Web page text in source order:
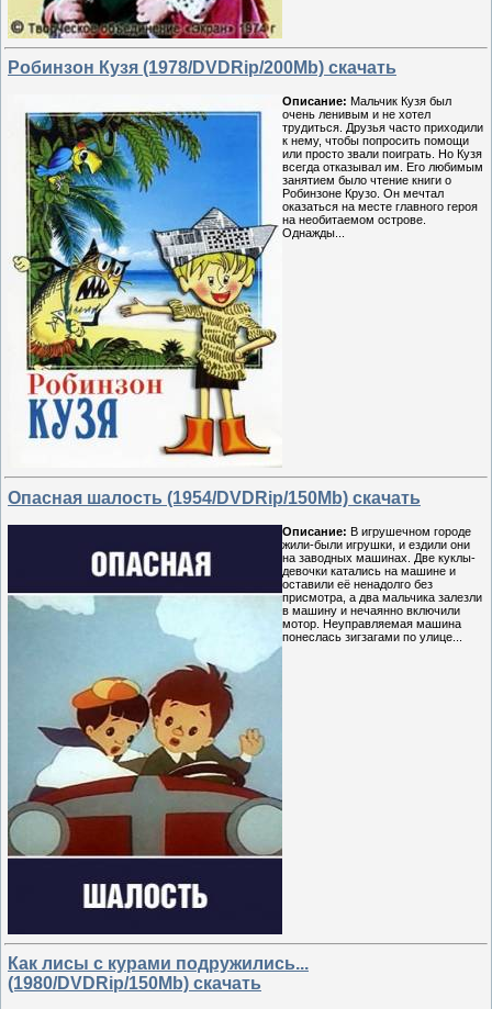
Робинзон Кузя (1978/DVDRip/200Mb) скачать
Описание: Мальчик Кузя был
очень ленивым и не хотел
трудиться. Друзья часто приходили
к нему, чтобы попросить помощи
или просто звали поиграть. Но Кузя
всегда отказывал им. Его любимым
занятием было чтение книги о
Робинзоне Крузо. Он мечтал
оказаться на месте главного героя
на необитаемом острове.
Однажды...
Опасная шалость (1954/DVDRip/150Мb) скачать
Описание: В игрушечном городе
жили-были игрушки, и ездили они
на заводных машинах. Две куклы-
девочки катались на машине и
оставили её ненадолго без
присмотра, а два мальчика залезли
в машину и нечаянно включили
мотор. Неуправляемая машина
понеслась зигзагами по улице...
Как лисы с курами подружились...
(1980/DVDRip/150Mb) скачать